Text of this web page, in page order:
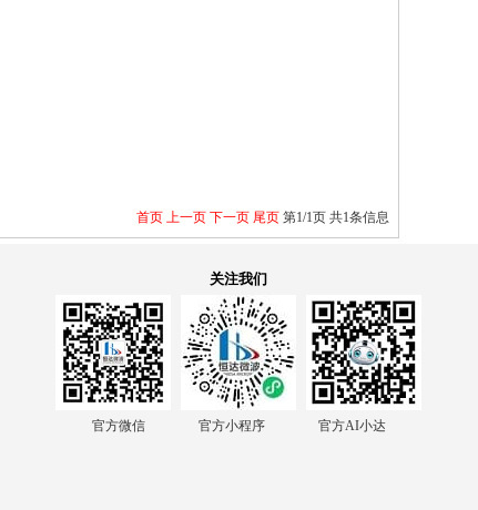
首页上一页下一页尾页第1/1页 共1条信息
关注我们
官方微信 官方小程序 官方AI小达